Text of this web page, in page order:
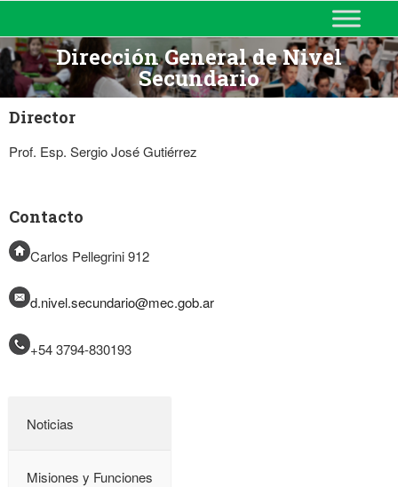
MINISTERIO DE EDUCACIÓN
DE CORRIENTES
Dirección General de Nivel
Secundario
Director
Prof. Esp. Sergio José Gutiérrez
Contacto
Carlos Pellegrini 912
d.nivel.secundario@mec.gob.ar
+54 3794-830193
Noticias
Misiones y Funciones